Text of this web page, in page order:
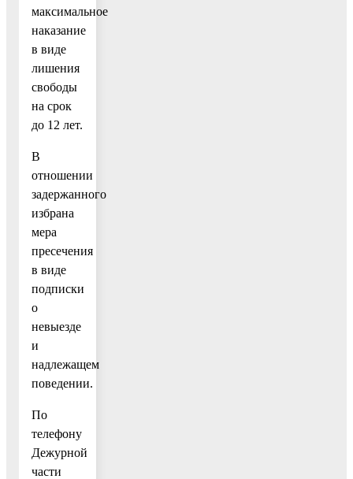
максимальное
наказание
в виде
лишения
свободы
на срок
до 12 лет.
В
отношении
задержанного
избрана
мера
пресечения
в виде
подписки
о
невыезде
и
надлежащем
поведении.
По
телефону
Дежурной
части